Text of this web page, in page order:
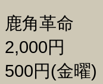
角革命
円
500円(金